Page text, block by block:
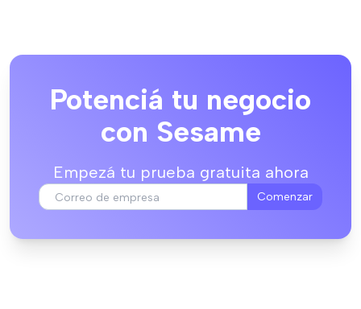
Potenciá tu negocio
con Sesame
Empezá tu prueba gratuita ahora
Comenzar